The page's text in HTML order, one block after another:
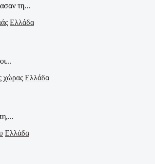
τη...
Ελλάδα
Ελλάδα
Ελλάδα